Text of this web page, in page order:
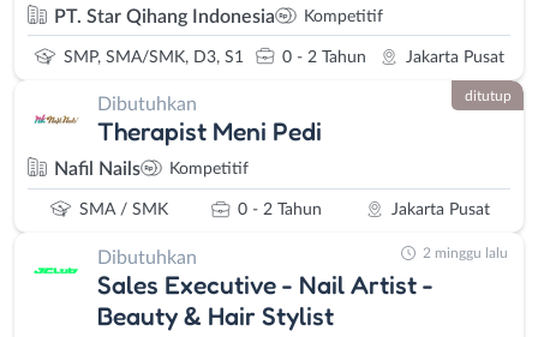
PT. Star Qihang Indonesia Kompetitif
SMP, SMA/SMK, D3, S1 0 - 2 Tahun Jakarta Pusat
Dibutuhkan
Therapist Meni Pedi
Nafil Nails Kompetitif
SMA / SMK 0 - 2 Tahun Jakarta Pusat
ditutup
Dibutuhkan
Sales Executive - Nail Artist -
Beauty & Hair Stylist
2 minggu lalu